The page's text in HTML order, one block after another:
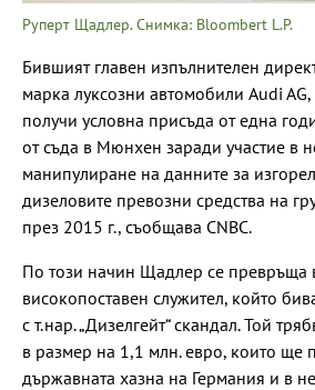
Руперт Щадлер. Снимка: Bloombert L.P.
Бившият главен изпълнителен
марка луксозни автомобили Audi
получи условна присъда от една
от съда в Мюнхен заради участие в
манипулиране на данните за
дизеловите превозни средства на
през 2015 г., съобщава CNBC.
По този начин Щадлер се превръща
високопоставен служител, който
с т.нар. „Дизелгейт“ скандал. Той
в размер на 1,1 млн. евро, които ще
държавната хазна на Германия и в